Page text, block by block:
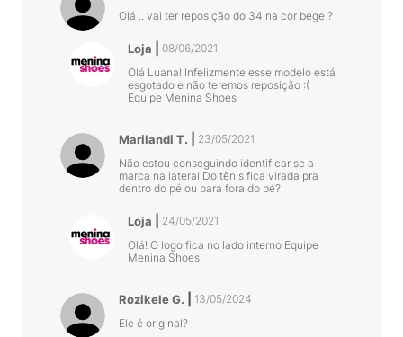
Olá .. vai ter reposição do 34 na cor bege ?
Loja
08/06/2021
Olá Luana! Infelizmente esse modelo está
esgotado e não teremos reposição :(
Equipe Menina Shoes
Marilandi T.
23/05/2021
Não estou conseguindo identificar se a
marca na lateral Do tênis fica virada pra
dentro do pé ou para fora do pé?
Loja
24/05/2021
Olá! O logo fica no lado interno Equipe
Menina Shoes
Rozikele G.
13/05/2024
Ele é original?